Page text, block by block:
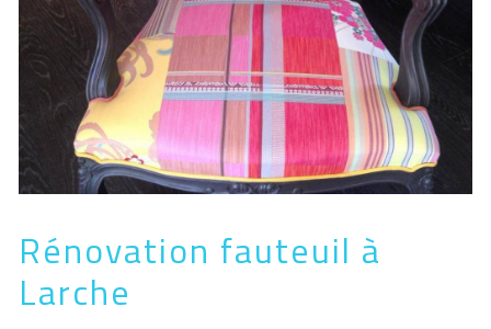
Rénovation fauteuil à
Larche